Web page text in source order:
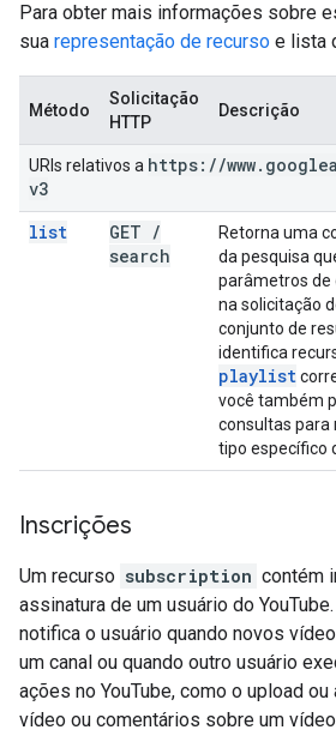
Para obter mais informações sobre
sua representação de recurso e lista
Método
Solicitação
HTTP
Descrição
URIs relativos a https: //www.
v3
list
GET /
search
Retorna uma
da pesquisa
parâmetros de
na solicitação
conjunto de
identifica
playlist
você também
consultas para
tipo específico
Inscrições
Um recurso subscription contém
assinatura de um usuário do
notifica o usuário quando novos
um canal ou quando outro usuário
ações no YouTube, como o upload
vídeo ou comentários sobre um